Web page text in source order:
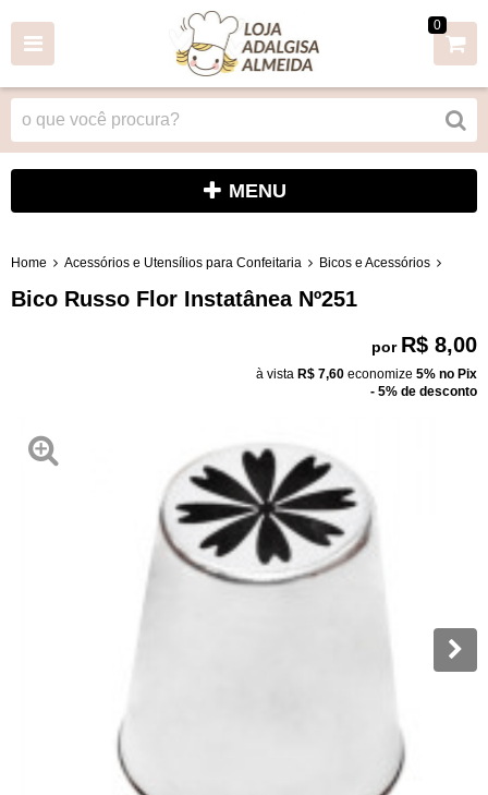
0
MENU
Home Acessórios e Utensílios para Confeitaria Bicos e Acessórios
Bico Russo Flor Instatânea Nº251
por R$ 8,00
à vista R$ 7,60 economize 5% no Pix
- 5% de desconto